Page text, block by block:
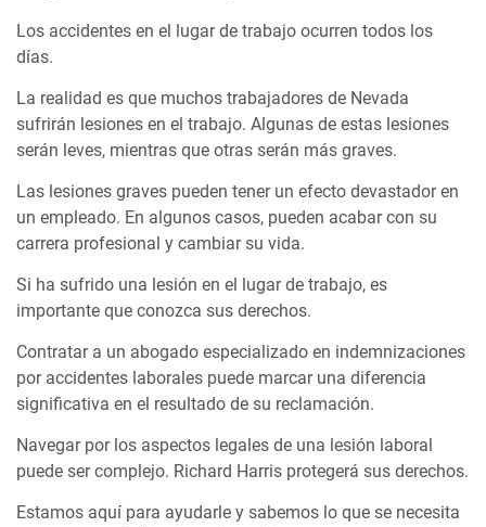
Los accidentes en el lugar de trabajo ocurren todos los
días.
La realidad es que muchos trabajadores de Nevada
sufrirán lesiones en el trabajo. Algunas de estas lesiones
serán leves, mientras que otras serán más graves.
Las lesiones graves pueden tener un efecto devastador en
un empleado. En algunos casos, pueden acabar con su
carrera profesional y cambiar su vida.
Si ha sufrido una lesión en el lugar de trabajo, es
importante que conozca sus derechos.
Contratar a un abogado especializado en indemnizaciones
por accidentes laborales puede marcar una diferencia
significativa en el resultado de su reclamación.
Navegar por los aspectos legales de una lesión laboral
puede ser complejo. Richard Harris protegerá sus derechos.
Estamos aquí para ayudarle y sabemos lo que se necesita